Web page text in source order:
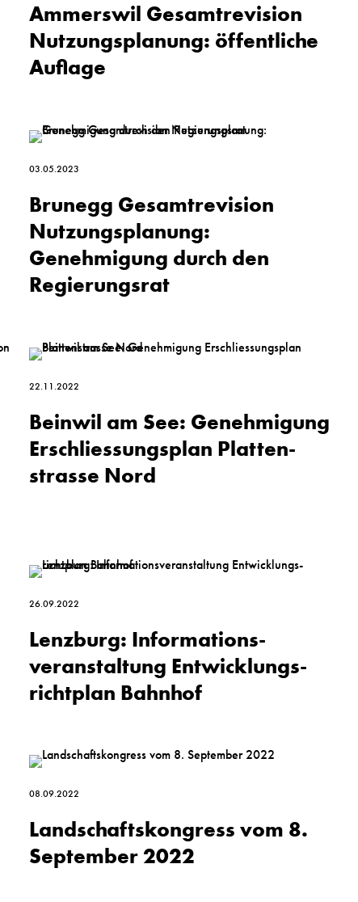
Ammerswil Gesamtrevision
Nutzungsplanung: öffentliche
Auflage
03.05.2023
Brunegg Gesamtrevision
Nutzungsplanung:
Genehmigung durch den
Regierungs­rat
22.11.2022
Beinwil am See: Genehmigung
Erschliessungs­plan Platten­
strasse Nord
26.09.2022
Lenzburg: Informations­
veranstaltung Entwicklungs­
richtplan Bahn­hof
08.09.2022
Landschaftskongress vom 8.
September 2022